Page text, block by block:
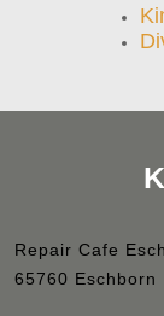
Repair Cafe
65760 Eschborn